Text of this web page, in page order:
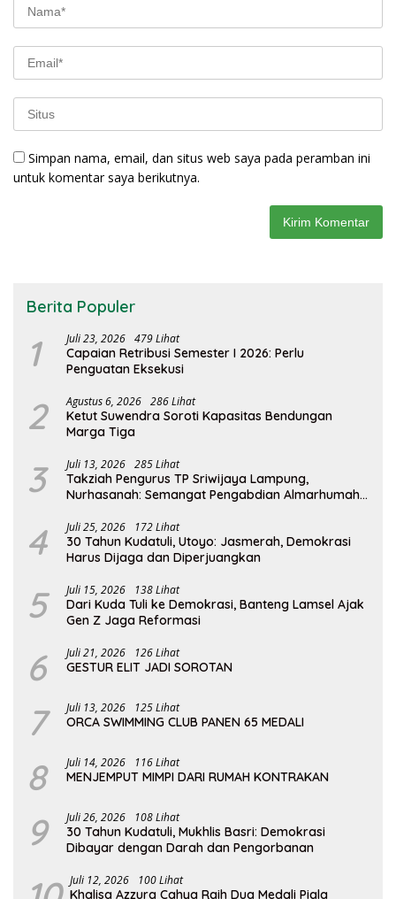
Simpan nama, email, dan situs web saya pada peramban ini
untuk komentar saya berikutnya.
Berita Populer
1 Juli 23, 2026 479 Lihat
Capaian Retribusi Semester I 2026: Perlu
Penguatan Eksekusi
2 Agustus 6, 2026 286 Lihat
Ketut Suwendra Soroti Kapasitas Bendungan
Marga Tiga
3 Juli 13, 2026 285 Lihat
Takziah Pengurus TP Sriwijaya Lampung,
Nurhasanah: Semangat Pengabdian Almarhumah
4 Juli 25, 2026 172 Lihat
30 Tahun Kudatuli, Utoyo: Jasmerah, Demokrasi
Harus Dijaga dan Diperjuangkan
5 Juli 15, 2026 138 Lihat
Dari Kuda Tuli ke Demokrasi, Banteng Lamsel Ajak
Gen Z Jaga Reformasi
6 Juli 21, 2026 126 Lihat
GESTUR ELIT JADI SOROTAN
7 Juli 13, 2026 125 Lihat
ORCA SWIMMING CLUB PANEN 65 MEDALI
8 Juli 14, 2026 116 Lihat
MENJEMPUT MIMPI DARI RUMAH KONTRAKAN
9 Juli 26, 2026 108 Lihat
30 Tahun Kudatuli, Mukhlis Basri: Demokrasi
Dibayar dengan Darah dan Pengorbanan
Juli 12, 2026 100 Lihat
Khalisa Azzura Cahya Raih Dua Medali Piala